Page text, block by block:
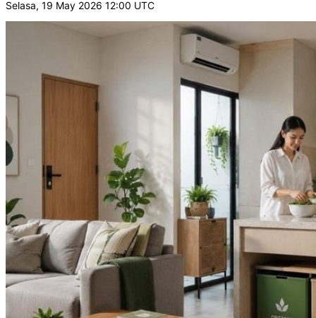
Selasa, 19 May 2026 12:00 UTC